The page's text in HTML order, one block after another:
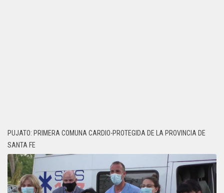
PUJATO: PRIMERA COMUNA CARDIO-PROTEGIDA DE LA PROVINCIA DE
SANTA FE